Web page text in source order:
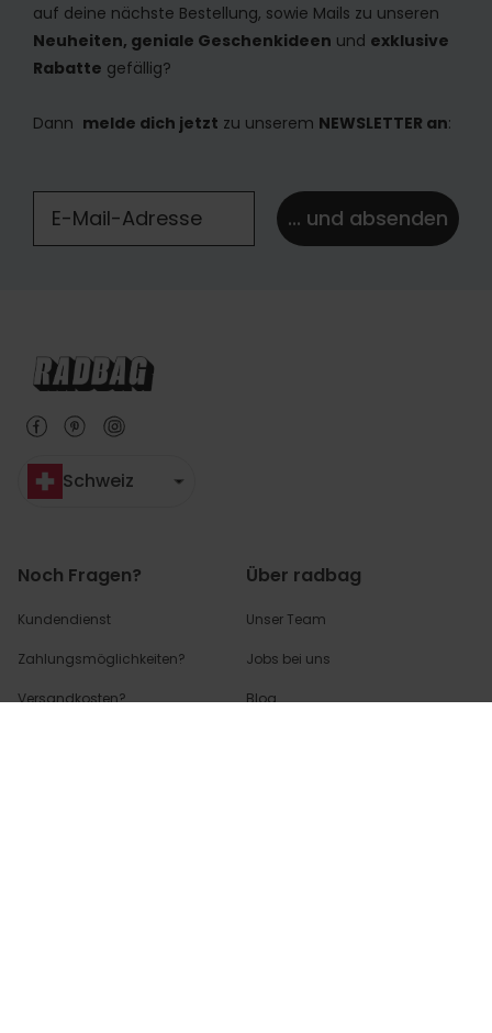
auf deine nächste Bestellung, sowie Mails zu unseren
Neuheiten, geniale Geschenkideen und exklusive
Rabatte gefällig?
Dann melde dich jetzt zu unserem NEWSLETTER an:
... und absenden
Schweiz
Noch Fragen?
Kundendienst
Zahlungsmöglichkeiten?
Versandkosten?
Über radbag
Unser Team
Jobs bei uns
Blog